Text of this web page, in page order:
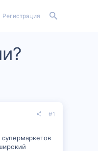
Регистрация
#1